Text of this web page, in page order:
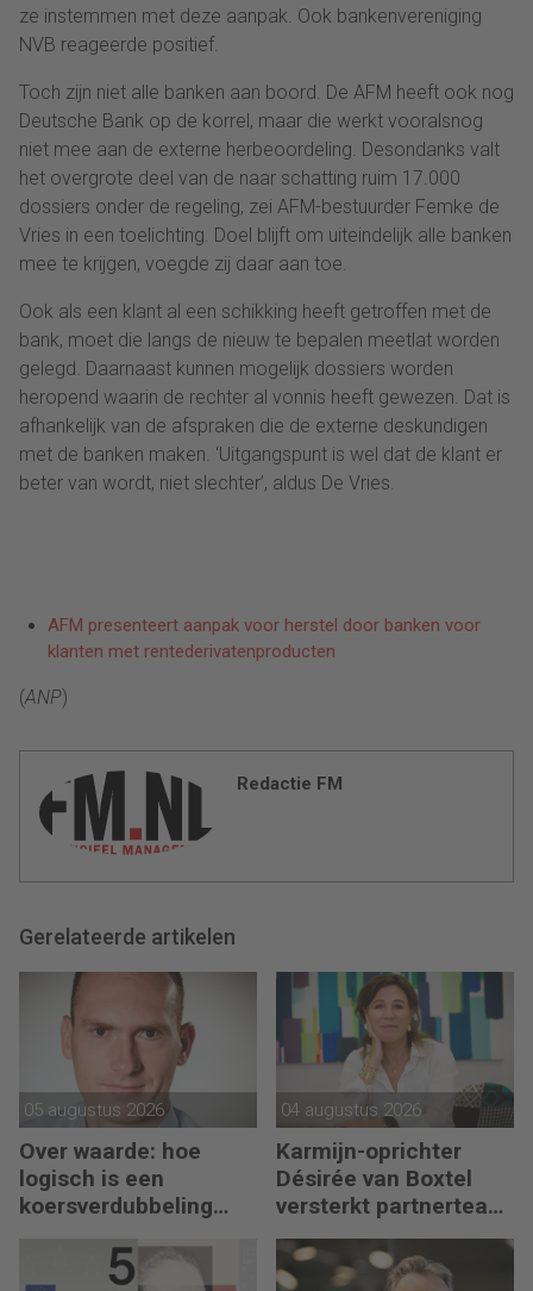
ze instemmen met deze aanpak. Ook bankenvereniging
NVB reageerde positief.
Toch zijn niet alle banken aan boord. De AFM heeft ook nog
Deutsche Bank op de korrel, maar die werkt vooralsnog
niet mee aan de externe herbeoordeling. Desondanks valt
het overgrote deel van de naar schatting ruim 17.000
dossiers onder de regeling, zei AFM-bestuurder Femke de
Vries in een toelichting. Doel blijft om uiteindelijk alle banken
mee te krijgen, voegde zij daar aan toe.
Ook als een klant al een schikking heeft getroffen met de
bank, moet die langs de nieuw te bepalen meetlat worden
gelegd. Daarnaast kunnen mogelijk dossiers worden
heropend waarin de rechter al vonnis heeft gewezen. Dat is
afhankelijk van de afspraken die de externe deskundigen
met de banken maken. ‘Uitgangspunt is wel dat de klant er
beter van wordt, niet slechter’, aldus De Vries.
AFM presenteert aanpak voor herstel door banken voor
klanten met rentederivatenproducten
(ANP)
Redactie FM
Gerelateerde artikelen
05 augustus 2026
Over waarde: hoe
logisch is een
koersverdubbeling
04 augustus 2026
Karmijn-oprichter
Désirée van Boxtel
versterkt partnerteam
CFO Capabel